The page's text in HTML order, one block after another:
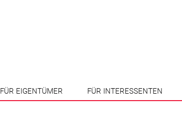
FÜR EIGENTÜMER FÜR INTERESSENTEN